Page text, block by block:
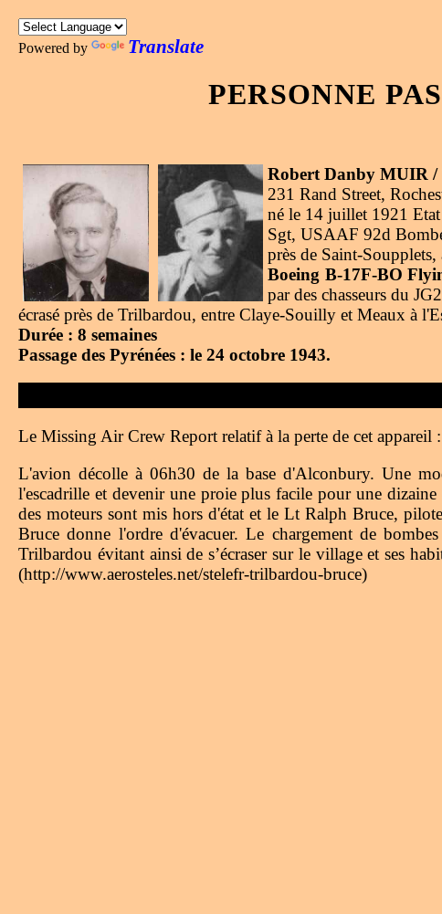
Powered by Translate
PERSONNE
Robert Danby MUIR /
231 Rand Street,
né le 14 juillet 1921
Sgt, USAAF 92d
près de Saint-
Boeing B-17F-BO
par des chasseurs du
écrasé près de Trilbardou, entre Claye-Souilly et Meaux à
Durée : 8 semaines
Passage des Pyrénées : le 24 octobre 1943.
Le Missing Air Crew Report relatif à la perte de cet
L'avion décolle à 06h30 de la base d'Alconbury. Une
l'escadrille et devenir une proie plus facile pour une
des moteurs sont mis hors d'état et le Lt Ralph Bruce,
Bruce donne l'ordre d'évacuer. Le chargement de
Trilbardou évitant ainsi de s’écraser sur le village et ses
(http://www.aerosteles.net/stelefr-trilbardou-bruce)